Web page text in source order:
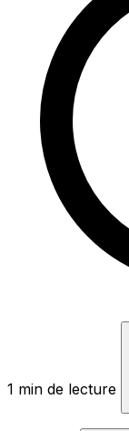
1 min de lecture